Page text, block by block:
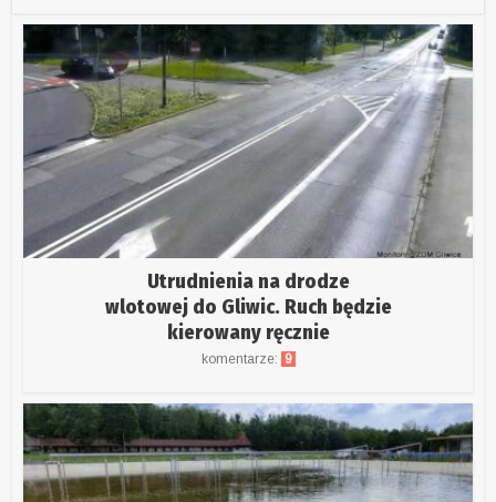
Utrudnienia na drodze
wlotowej do Gliwic. Ruch będzie
kierowany ręcznie
komentarze: 9